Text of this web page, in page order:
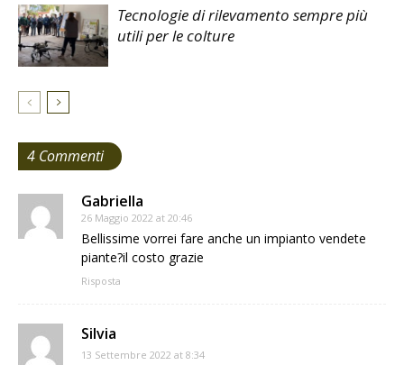
Tecnologie di rilevamento sempre più
utili per le colture
4 Commenti
Gabriella
26 Maggio 2022 at 20:46
Bellissime vorrei fare anche un impianto vendete
piante?il costo grazie
Risposta
Silvia
13 Settembre 2022 at 8:34